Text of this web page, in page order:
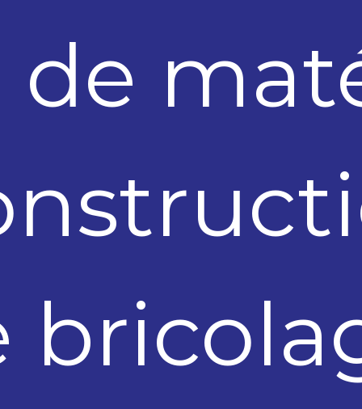
de